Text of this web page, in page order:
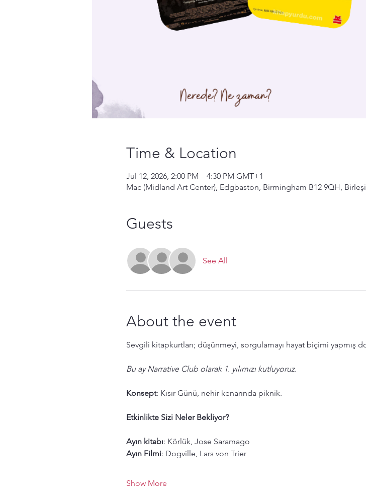
Time & Location
Jul 12, 2026, 2:00 PM – 4:30 PM GMT+1
Mac (Midland Art Center), Edgbaston, Birmingham B12 9QH,
Guests
See All
About the event
Sevgili kitapkurtları; düşünmeyi, sorgulamayı hayat biçimi yapmış
Bu ay Narrative Club olarak 1. yılımızı kutluyoruz.
Konsept: Kısır Günü, nehir kenarında piknik.
Etkinlikte Sizi Neler Bekliyor?
Ayın kitabı: Körlük, Jose Saramago
Ayın Filmi: Dogville, Lars von Trier
Show More